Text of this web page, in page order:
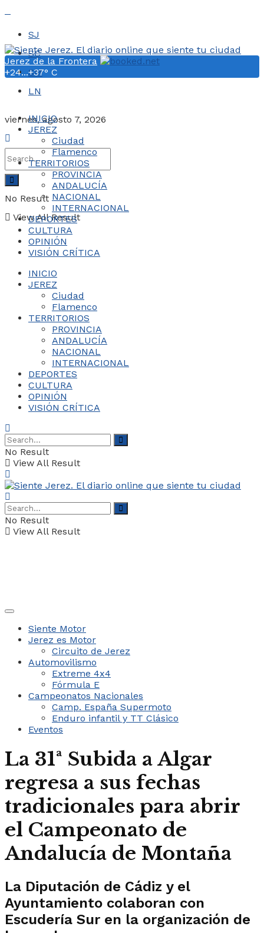
SJ
SC
SM
LN
viernes, agosto 7, 2026
No Result
View All Result
Jerez de la Frontera
+24...+37° C
INICIO
JEREZ
Ciudad
Flamenco
TERRITORIOS
PROVINCIA
ANDALUCÍA
NACIONAL
INTERNACIONAL
DEPORTES
CULTURA
OPINIÓN
VISIÓN CRÍTICA
INICIO
JEREZ
Ciudad
Flamenco
TERRITORIOS
PROVINCIA
ANDALUCÍA
NACIONAL
INTERNACIONAL
DEPORTES
CULTURA
OPINIÓN
VISIÓN CRÍTICA
No Result
View All Result
No Result
View All Result
Siente Motor
Jerez es Motor
Circuito de Jerez
Automovilismo
Extreme 4x4
Fórmula E
Campeonatos Nacionales
Camp. España Supermoto
Enduro infantil y TT Clásico
Eventos
La 31ª Subida a Algar
regresa a sus fechas
tradicionales para abrir
el Campeonato de
Andalucía de Montaña
La Diputación de Cádiz y el
Ayuntamiento colaboran con
Escudería Sur en la organización de